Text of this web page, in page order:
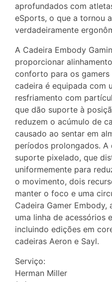
aprofundados com
eSports, o que a tornou
verdadeiramente
A Cadeira Embody
proporcionar
conforto para os gamers
cadeira é equipada com
resfriamento com
que dão suporte à
reduzem o acúmulo de
causado ao sentar em
períodos prolongados. A
suporte pixelado, que
uniformemente para
o movimento, dois
manter o foco e uma
Cadeira Gamer Embody,
uma linha de acessórios
incluindo edições em
cadeiras Aeron e Sayl.
Serviço:
Herman Miller